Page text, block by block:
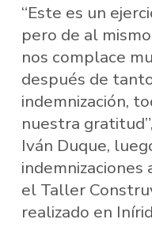
“Este es un
pero de al
nos complace
después de
indemnización,
nuestra
Iván Duque,
el Taller
realizado en